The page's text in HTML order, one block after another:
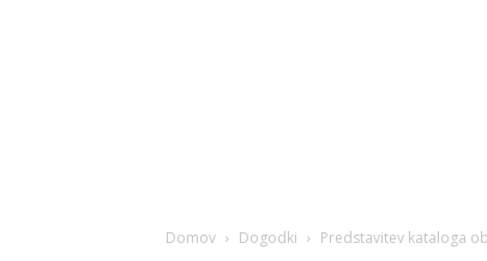
Domov Dogodki Predstavitev kataloga